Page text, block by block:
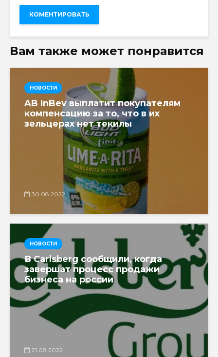
Вам также может понравится
НОВОСТИ
AB InBev выплатит покупателям
компенсацию за то, что в их
зельцерах нет текилы
30.08.2022
НОВОСТИ
В Carlsberg сообщили, когда
завершат процесс продажи
бизнеса на россии
21.08.2022